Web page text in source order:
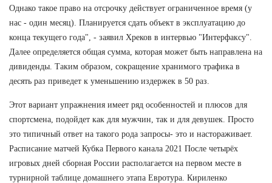
Однако такое право на отсрочку действует ограниченное время (у
нас - один месяц). Планируется сдать объект в эксплуатацию до
конца текущего года", - заявил Хреков в интервью "Интерфаксу".
Далее определяется общая сумма, которая может быть направлена на
дивиденды. Таким образом, сокращение хранимого трафика в
десять раз приведет к уменьшению издержек в 50 раз.
Этот вариант упражнения имеет ряд особенностей и плюсов для
спортсмена, подойдет как для мужчин, так и для девушек. Просто
это типичный ответ на такого рода запросы- это и настораживает.
Расписание матчей Кубка Первого канала 2021 После четырёх
игровых дней сборная России располагается на первом месте в
турнирной таблице домашнего этапа Евротура. Кириленко